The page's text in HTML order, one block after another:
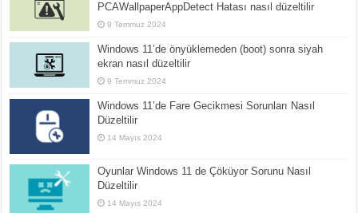
PCAWallpaperAppDetect Hatası nasıl düzeltilir
9 Temmuz 2024
Windows 11’de önyüklemeden (boot) sonra siyah
ekran nasıl düzeltilir
9 Temmuz 2024
Windows 11’de Fare Gecikmesi Sorunları Nasıl
Düzeltilir
14 Mayıs 2024
Oyunlar Windows 11 de Çöküyor Sorunu Nasıl
Düzeltilir
14 Mayıs 2024